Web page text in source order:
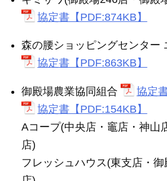
協定書【PDF:874KB】
森の腰ショッピングセンター
協定書【PDF:863KB】
御殿場農業協同組合 協定
協定書【PDF:154KB】
Aコープ(中央店・竈店・神山
店)
フレッシュハウス(東支店・